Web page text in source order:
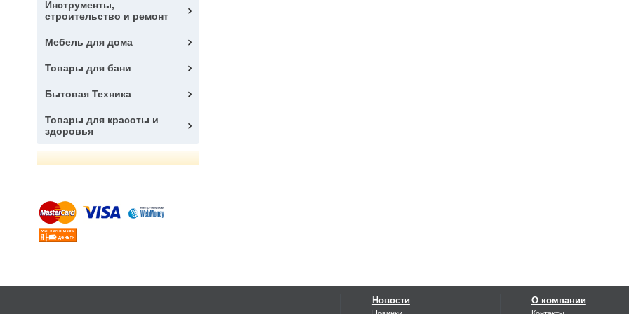
Инструменты,
строительство и ремонт
Мебель для дома
Товары для бани
Бытовая Техника
Товары для красоты и
здоровья
Новости О компании